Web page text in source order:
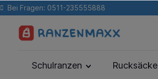
Bei Fragen: 0511-235555888
Schulranzen Rucksäcke